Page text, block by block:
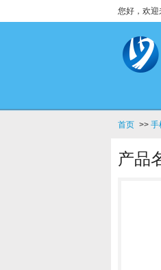
您好，欢迎
首页 >> 手
产品